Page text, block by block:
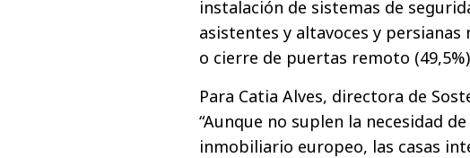
instalación de sistemas de
asistentes y altavoces y
o cierre de puertas remoto
Para Catia Alves, directora de
“Aunque no suplen la necesidad
inmobiliario europeo, las casas